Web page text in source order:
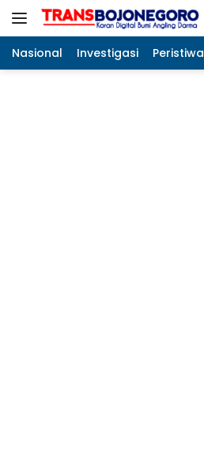
Langsung
Nasional Investigasi Peristiwa